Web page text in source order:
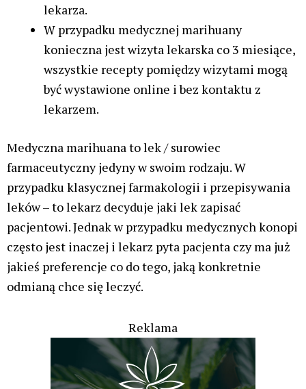
lekarza.
W przypadku medycznej marihuany
konieczna jest wizyta lekarska co 3 miesiące,
wszystkie recepty pomiędzy wizytami mogą
być wystawione online i bez kontaktu z
lekarzem.
Medyczna marihuana to lek / surowiec
farmaceutyczny jedyny w swoim rodzaju. W
przypadku klasycznej farmakologii i przepisywania
leków – to lekarz decyduje jaki lek zapisać
pacjentowi. Jednak w przypadku medycznych konopi
często jest inaczej i lekarz pyta pacjenta czy ma już
jakieś preferencje co do tego, jaką konkretnie
odmianą chce się leczyć.
Reklama